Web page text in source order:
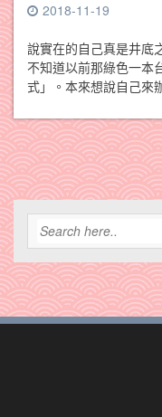
2018-11-19
說實在的自己真是井底
不知道以前那綠色一本
式」。本來想說自己來